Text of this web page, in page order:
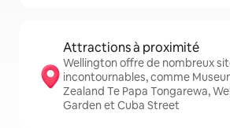
Attractions à proximité
Wellington offre de nombreux
incontournables, comme
Zealand Te Papa Tongarewa,
Garden et Cuba Street